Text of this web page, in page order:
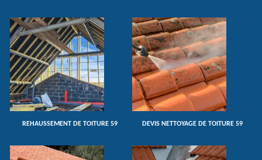
REHAUSSEMENT DE TOITURE 59 DEVIS NETTOYAGE DE TOITURE 59